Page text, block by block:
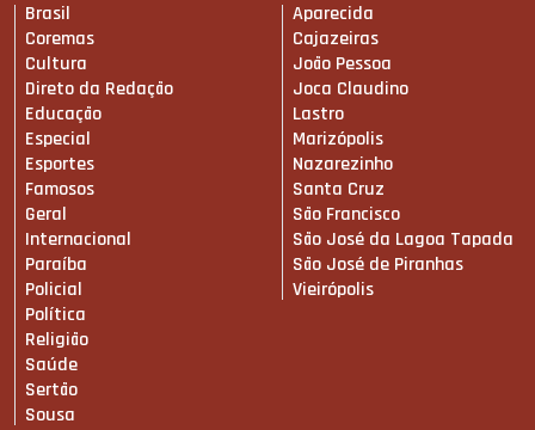
Brasil
Coremas
Cultura
Direto da Redação
Educação
Especial
Esportes
Famosos
Geral
Internacional
Paraíba
Policial
Política
Religião
Saúde
Sertão
Sousa
Aparecida
Cajazeiras
João Pessoa
Joca Claudino
Lastro
Marizópolis
Nazarezinho
Santa Cruz
São Francisco
São José da Lagoa Tapada
São José de Piranhas
Vieirópolis